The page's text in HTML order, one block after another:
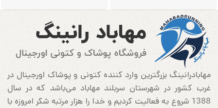
مهابادرانینگ بزرگترین وارد کننده کتونی و پوشاک اورجینال در
غرب کشور در شهرستان سربلند مهاباد می‌باشد که در سال
1388 شروع به فعالیت کردیم و خدا را هزار مرتبه شکر امروزه با